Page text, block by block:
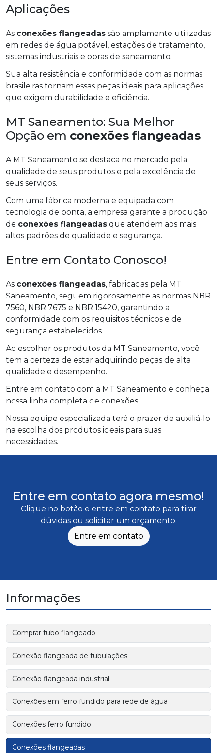
Aplicações
As conexões flangeadas são amplamente utilizadas
em redes de água potável, estações de tratamento,
sistemas industriais e obras de saneamento.
Sua alta resistência e conformidade com as normas
brasileiras tornam essas peças ideais para aplicações
que exigem durabilidade e eficiência.
MT Saneamento: Sua Melhor
Opção em conexões flangeadas
A MT Saneamento se destaca no mercado pela
qualidade de seus produtos e pela excelência de
seus serviços.
Com uma fábrica moderna e equipada com
tecnologia de ponta, a empresa garante a produção
de conexões flangeadas que atendem aos mais
altos padrões de qualidade e segurança.
Entre em Contato Conosco!
As conexões flangeadas, fabricadas pela MT
Saneamento, seguem rigorosamente as normas NBR
7560, NBR 7675 e NBR 15420, garantindo a
conformidade com os requisitos técnicos e de
segurança estabelecidos.
Ao escolher os produtos da MT Saneamento, você
tem a certeza de estar adquirindo peças de alta
qualidade e desempenho.
Entre em contato com a MT Saneamento e conheça
nossa linha completa de conexões.
Nossa equipe especializada terá o prazer de auxiliá-lo
na escolha dos produtos ideais para suas
necessidades.
Entre em contato agora mesmo!
Clique no botão e entre em contato para tirar
dúvidas ou solicitar um orçamento.
Entre em contato
Informações
Comprar tubo flangeado
Conexão flangeada de tubulações
Conexão flangeada industrial
Conexões em ferro fundido para rede de água
Conexões ferro fundido
Conexões flangeadas